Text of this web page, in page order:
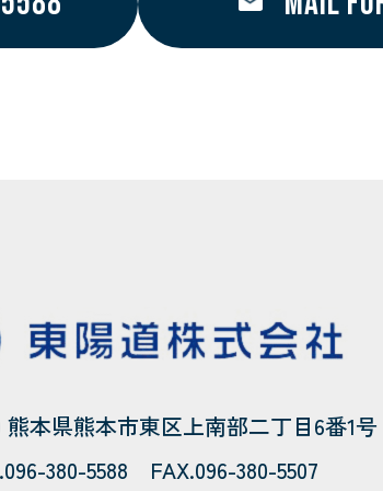
熊本県熊本市東区上南部二丁目6番1号
380-5588 FAX.096-380-5507